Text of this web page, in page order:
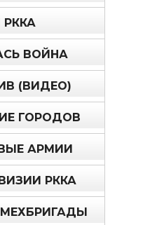
ВОЙНА
(ВИДЕО)
ГОРОДОВ
АРМИИ
РККА